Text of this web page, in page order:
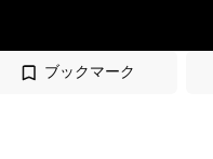
ブックマーク